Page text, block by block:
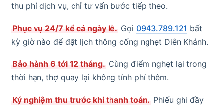
thu phí dịch vụ, chỉ tư vấn bước tiếp theo.
Phục vụ 24/7 kể cả ngày lễ. Gọi 0943.789.121 bất
kỳ giờ nào để đặt lịch thông cống nghẹt Diên Khánh.
Bảo hành 6 tới 12 tháng. Cùng điểm nghẹt lại trong
thời hạn, thợ quay lại không tính phí thêm.
Ký nghiệm thu trước khi thanh toán. Phiếu ghi đầy